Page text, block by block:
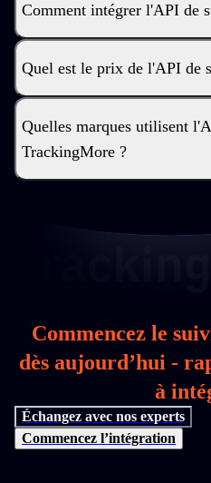
Comment intégrer l'API de
Quel est le prix de l'API de
Quelles marques utilisent
TrackingMore ?
Commencez le
dès aujourd’hui -
à
Échangez avec nos experts
Commencez l’intégration